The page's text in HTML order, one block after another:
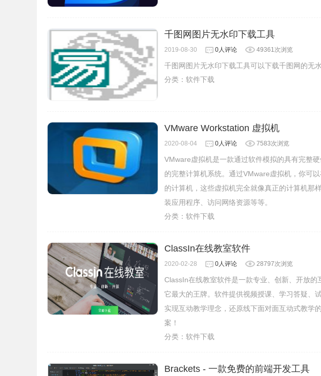
千图网图片无水印下载工具
2019-08-30 0人评论 49361次浏览
千图网图片无水印下载工具可以下载千图网的无水
分类： 软件下载
VMware Workstation 虚拟机
2020-08-04 0人评论 7583次浏览
VMware虚拟机是一款通过软件模拟的具有完整
的完整计算机系统。通过VMware虚拟机，你可
的计算机，这些虚拟机完全就像真正的计算机那
装应用程序、访问网络资源等等。
分类： 软件下载
ClassIn在线教室软件
2020-02-28 0人评论 28797次浏览
ClassIn在线教室软件是一款专业、创新、开放
它最大的王牌。软件提供视频授课、学习答疑、
实现互动教学理念，还原线下面对面互动式教学
案！
分类： 软件下载
Brackets - 一款免费的前端开发工具